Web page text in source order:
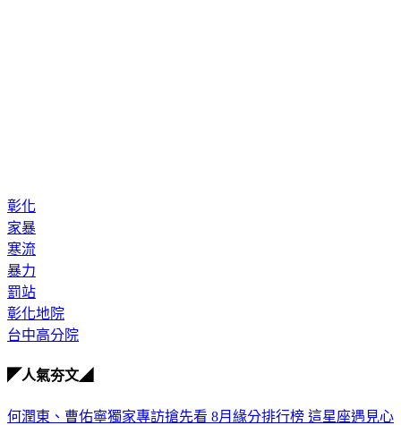
彰化
家暴
寒流
暴力
罰站
彰化地院
台中高分院
◤人氣夯文◢
何潤東、曹佑寧獨家專訪搶先看 8月緣分排行榜 這星座遇見心